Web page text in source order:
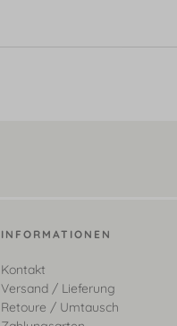
INFORMATIONEN
Kontakt
Versand / Lieferung
Retoure / Umtausch